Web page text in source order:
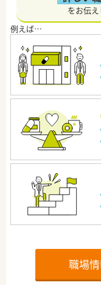
をお伝え
職場